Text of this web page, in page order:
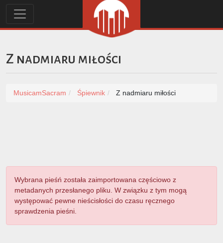
Z nadmiaru miłości
MusicamSacram Śpiewnik Z nadmiaru miłości
Wybrana pieśń została zaimportowana częściowo z
metadanych przesłanego pliku. W związku z tym mogą
występować pewne nieścisłości do czasu ręcznego
sprawdzenia pieśni.